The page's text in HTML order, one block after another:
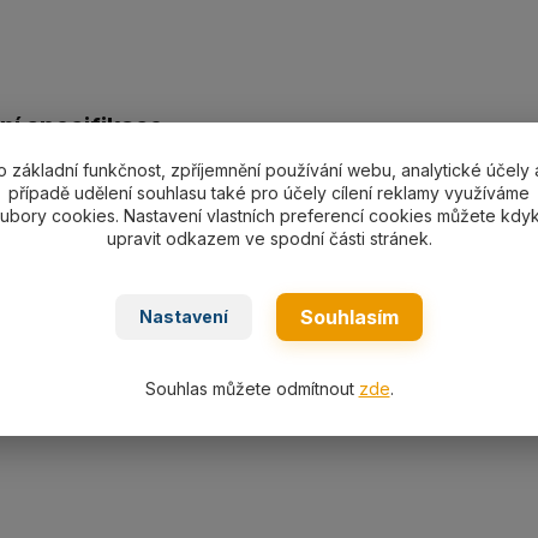
specifikace
FSTOPHZ3000 s nosností 3000 kg a zdvihem
za další metr zdvihu 881,--Kč), břemenový řetěz dle
kg.
základní funkčnost, zpříjemnění používání webu, analytické účely
případě udělení souhlasu také pro účely cílení reklamy využíváme
cookies. Nastavení vlastních preferencí cookies můžete
upravit odkazem ve spodní části stránek.
Nastavení Souhlasím
Souhlas můžete odmítnout zde.